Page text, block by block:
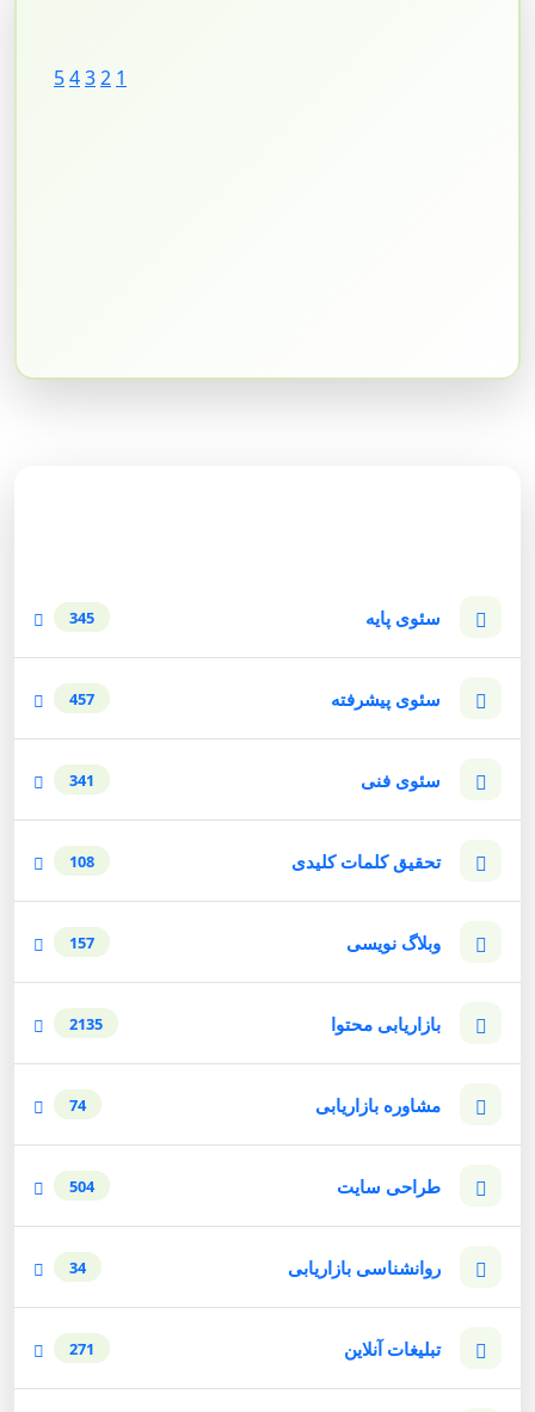
1
2
3
4
5
سئوی پایه 345
سئوی پیشرفته 457
سئوی فنی 341
تحقیق کلمات کلیدی 108
وبلاگ نویسی 157
بازاریابی محتوا 2135
مشاوره بازاریابی 74
طراحی سایت 504
روانشناسی بازاریابی 34
تبلیغات آنلاین 271